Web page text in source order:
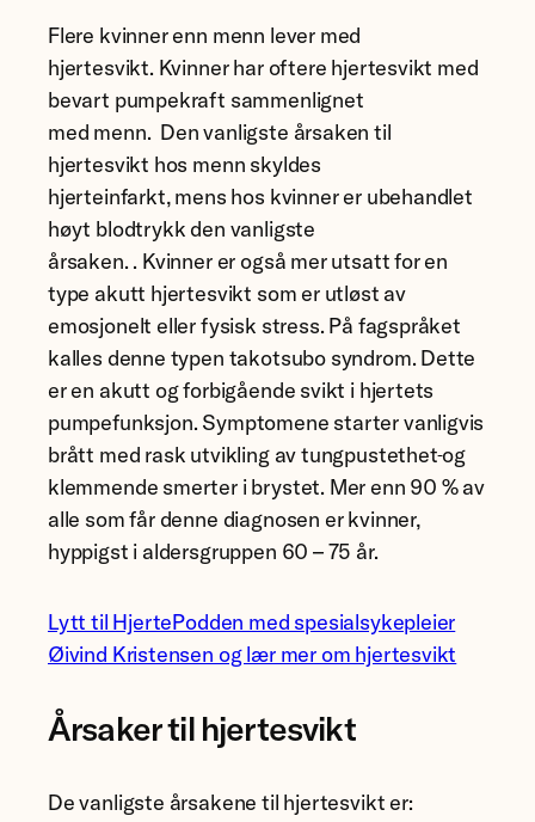
Flere kvinner enn menn lever med
hjertesvikt. Kvinner har oftere hjertesvikt med
bevart pumpekraft sammenlignet
med menn. Den vanligste årsaken til
hjertesvikt hos menn skyldes
hjerteinfarkt, mens hos kvinner er ubehandlet
høyt blodtrykk den vanligste
årsaken. . Kvinner er også mer utsatt for en
type akutt hjertesvikt som er utløst av
emosjonelt eller fysisk stress. På fagspråket
kalles denne typen takotsubo syndrom. Dette
er en akutt og forbigående svikt i hjertets
pumpefunksjon. Symptomene starter vanligvis
brått med rask utvikling av tungpustethetog
klemmende smerter i brystet. Mer enn 90 % av
alle som får denne diagnosen er kvinner,
hyppigst i aldersgruppen 60 – 75 år.
Lytt til HjertePodden med spesialsykepleier
Øivind Kristensen og lær mer om hjertesvikt
Årsaker til hjertesvikt
De vanligste årsakene til hjertesvikt er: